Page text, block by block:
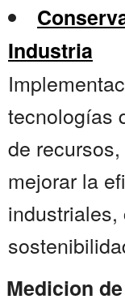
Industria
tecnologías
de
mejorar la
Medicion